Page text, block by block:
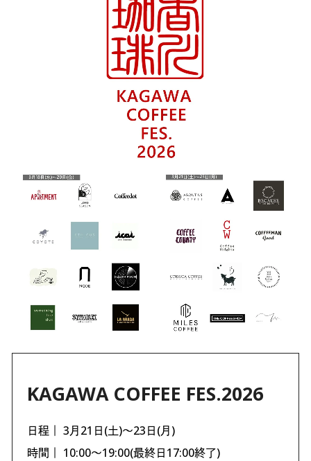
KAGAWA COFFEE FES.2026
日程｜ 3月21日(土)〜23日(月)
時間｜ 10:00〜19:00(最終日17:00終了)